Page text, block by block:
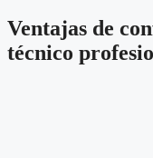
Ventajas de
técnico